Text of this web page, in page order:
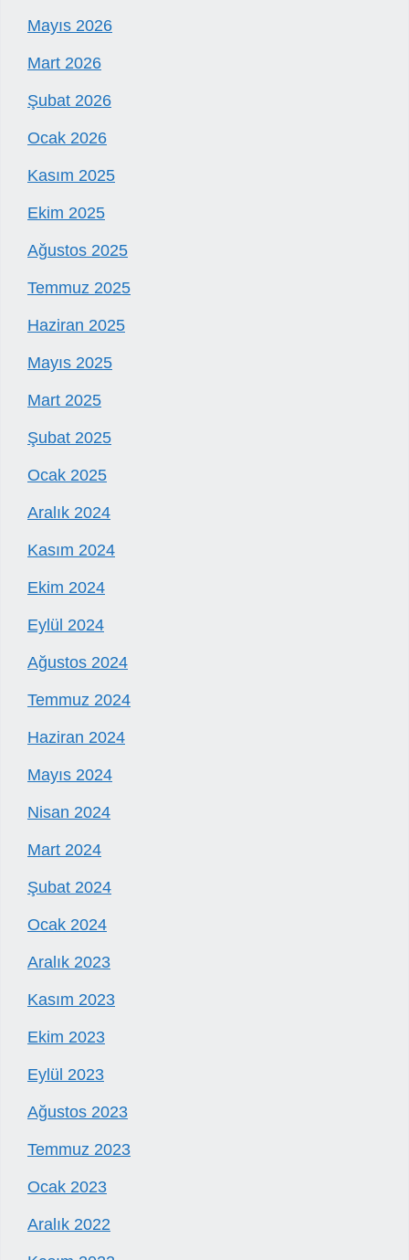
Mayıs 2026
Mart 2026
Şubat 2026
Ocak 2026
Kasım 2025
Ekim 2025
Ağustos 2025
Temmuz 2025
Haziran 2025
Mayıs 2025
Mart 2025
Şubat 2025
Ocak 2025
Aralık 2024
Kasım 2024
Ekim 2024
Eylül 2024
Ağustos 2024
Temmuz 2024
Haziran 2024
Mayıs 2024
Nisan 2024
Mart 2024
Şubat 2024
Ocak 2024
Aralık 2023
Kasım 2023
Ekim 2023
Eylül 2023
Ağustos 2023
Temmuz 2023
Ocak 2023
Aralık 2022